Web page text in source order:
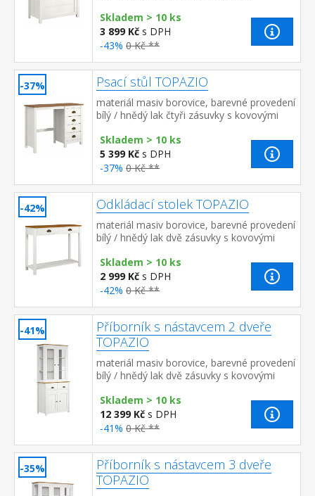
Skladem > 10 ks
3 899 Kč s DPH
-43% 0 Kč **
-37% Psací stůl TOPAZIO
materiál masiv borovice, barevné provedení
bílý / hnědý lak čtyři zásuvky s kovovými
Skladem > 10 ks
5 399 Kč s DPH
-37% 0 Kč **
-42% Odkládací stolek TOPAZIO
materiál masiv borovice, barevné provedení
bílý / hnědý lak dvě zásuvky s kovovými
Skladem > 10 ks
2 999 Kč s DPH
-42% 0 Kč **
-41%
Příborník s nástavcem 2 dveře
TOPAZIO
materiál masiv borovice, barevné provedení
bílý / hnědý lak dvě zásuvky s kovovými
prosklené dve...
Skladem > 10 ks
12 399 Kč s DPH
-41% 0 Kč **
-35%
Příborník s nástavcem 3 dveře
TOPAZIO